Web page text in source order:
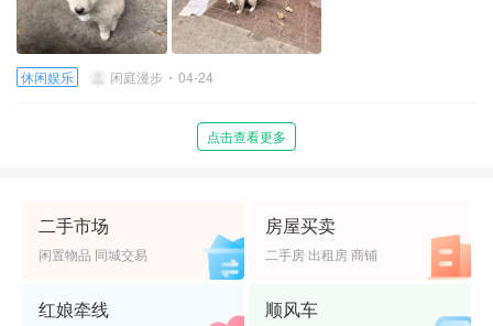
休闲娱乐 闲庭漫步 04-24
点击查看更多
二手市场
闲置物品 同城交易
房屋买卖
二手房 出租房 商铺
红娘牵线 顺风车